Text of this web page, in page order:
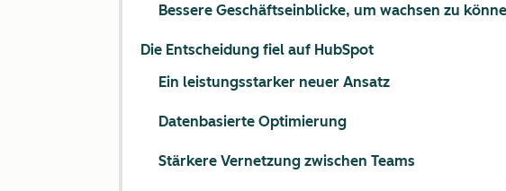
Bessere Geschäftseinblicke, um wachsen zu
Die Entscheidung fiel auf HubSpot
Ein leistungsstarker neuer Ansatz
Datenbasierte Optimierung
Stärkere Vernetzung zwischen Teams